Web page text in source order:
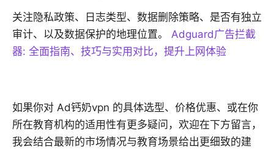
关注隐私政策、日志类型、数据删除策略、是否有独立
审计、以及数据保护的地理位置。 Adguard广告拦截
器: 全面指南、技巧与实用对比，提升上网体验
如果你对 Ad钙奶vpn 的具体选型、价格优惠、或在你
所在教育机构的适用性有更多疑问，欢迎在下方留言，
我会结合最新的市场情况与教育场景给出更细致的建